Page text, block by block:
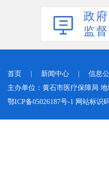
政
监
首页 新闻中心 信息
主办单位：黄石市医疗保障局
鄂ICP备05026187号-1 网站标识